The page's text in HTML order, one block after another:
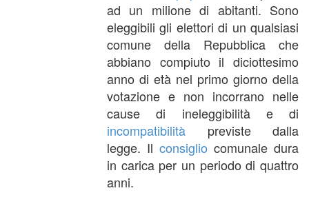
ad un milione di abitanti. Sono
eleggibili gli elettori di un qualsiasi
comune della Repubblica che
abbiano compiuto il diciottesimo
anno di età nel primo giorno della
votazione e non incorrano nelle
cause di ineleggibilità e di
incompatibilità previste dalla
legge. Il consiglio comunale dura
in carica per un periodo di quattro
anni.